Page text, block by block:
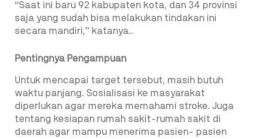
“Saat ini baru 92 kabupaten kota, dan 34 provinsi
saja yang sudah bisa melakukan tindakan ini
secara mandiri,” katanya..
Pentingnya Pengampuan
Untuk mencapai target tersebut, masih butuh
waktu panjang. Sosialisasi ke masyarakat
diperlukan agar mereka memahami stroke. Juga
tentang kesiapan rumah sakit-rumah sakit di
daerah agar mampu menerima pasien- pasien